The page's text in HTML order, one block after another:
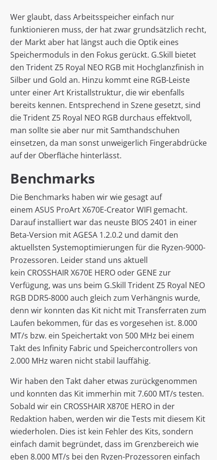
Wer glaubt, dass Arbeitsspeicher einfach nur
funktionieren muss, der hat zwar grundsätzlich recht,
der Markt aber hat längst auch die Optik eines
Speichermoduls in den Fokus gerückt. G.Skill bietet
den Trident Z5 Royal NEO RGB mit Hochglanzfinish in
Silber und Gold an. Hinzu kommt eine RGB-Leiste
unter einer Art Kristallstruktur, die wir ebenfalls
bereits kennen. Entsprechend in Szene gesetzt, sind
die Trident Z5 Royal NEO RGB durchaus effektvoll,
man sollte sie aber nur mit Samthandschuhen
einsetzen, da man sonst unweigerlich Fingerabdrücke
auf der Oberfläche hinterlässt.
Benchmarks
Die Benchmarks haben wir wie gesagt auf
einem ASUS ProArt X670E-Creator WIFI gemacht.
Darauf installiert war das neuste BIOS 2401 in einer
Beta-Version mit AGESA 1.2.0.2 und damit den
aktuellsten Systemoptimierungen für die Ryzen-9000-
Prozessoren. Leider stand uns aktuell
kein CROSSHAIR X670E HERO oder GENE zur
Verfügung, was uns beim G.Skill Trident Z5 Royal NEO
RGB DDR5-8000 auch gleich zum Verhängnis wurde,
denn wir konnten das Kit nicht mit Transferraten zum
Laufen bekommen, für das es vorgesehen ist. 8.000
MT/s bzw. ein Speichertakt von 500 MHz bei einem
Takt des Infinity Fabric und Speichercontrollers von
2.000 MHz waren nicht stabil lauffähig.
Wir haben den Takt daher etwas zurückgenommen
und konnten das Kit immerhin mit 7.600 MT/s testen.
Sobald wir ein CROSSHAIR X870E HERO in der
Redaktion haben, werden wir die Tests mit diesem Kit
wiederholen. Dies ist kein Fehler des Kits, sondern
einfach damit begründet, dass im Grenzbereich wie
eben 8.000 MT/s bei den Ryzen-Prozessoren einfach